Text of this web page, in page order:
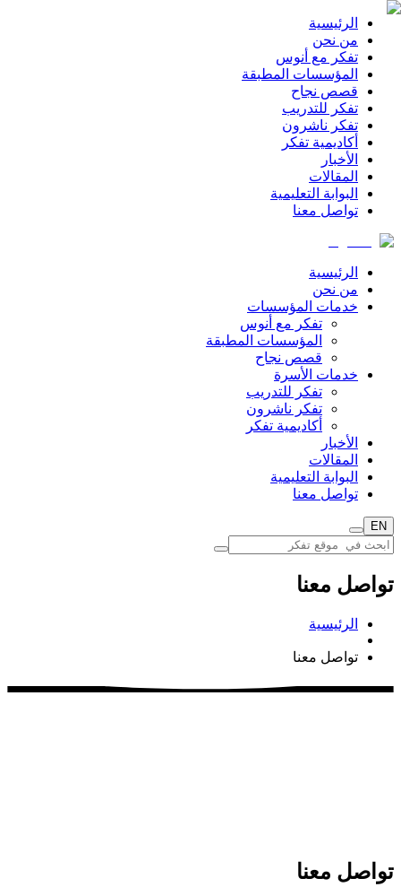
الرئيسية
من نحن
تفكر مع أنوس
المؤسسات المطبقة
قصص نجاح
تفكر للتدريب
تفكر ناشرون
أكاديمية تفكر
الأخبار
المقالات
البوابة التعليمية
تواصل معنا
الرئيسية
من نحن
خدمات المؤسسات
تفكر مع أنوس
المؤسسات المطبقة
قصص نجاح
خدمات الأسرة
تفكر للتدريب
تفكر ناشرون
أكاديمية تفكر
الأخبار
المقالات
البوابة التعليمية
تواصل معنا
EN
تواصل معنا
الرئيسية
تواصل معنا
تواصل معنا